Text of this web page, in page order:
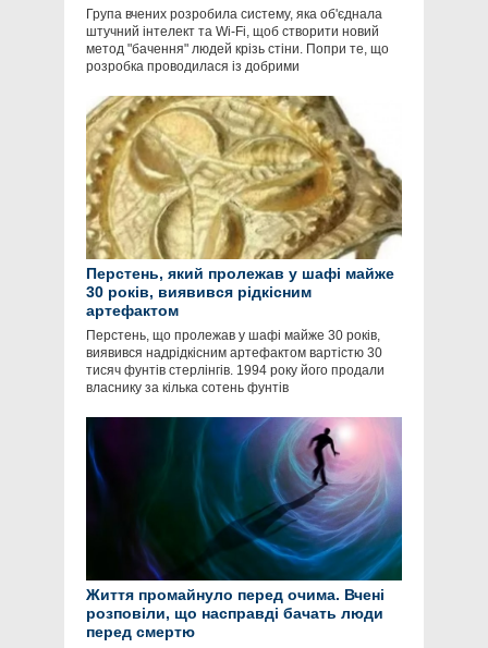
Група вчених розробила систему, яка об'єднала
штучний інтелект та Wi-Fi, щоб створити новий
метод "бачення" людей крізь стіни. Попри те, що
розробка проводилася із добрими
Перстень, який пролежав у шафі майже
30 років, виявився рідкісним
артефактом
Перстень, що пролежав у шафі майже 30 років,
виявився надрідкісним артефактом вартістю 30
тисяч фунтів стерлінгів. 1994 року його продали
власнику за кілька сотень фунтів
Життя промайнуло перед очима. Вчені
розповіли, що насправді бачать люди
перед смертю